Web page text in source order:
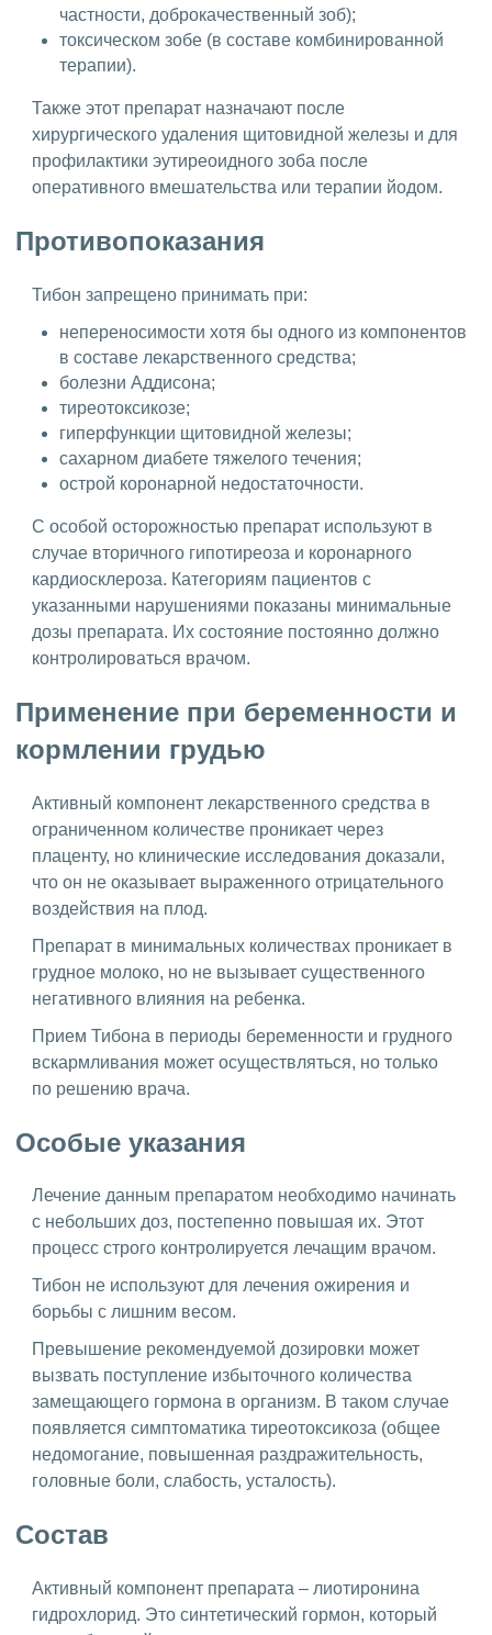
частности, доброкачественный зоб);
токсическом зобе (в составе комбинированной
терапии).
Также этот препарат назначают после
хирургического удаления щитовидной железы и для
профилактики эутиреоидного зоба после
оперативного вмешательства или терапии йодом.
Противопоказания
Тибон запрещено принимать при:
непереносимости хотя бы одного из компонентов
в составе лекарственного средства;
болезни Аддисона;
тиреотоксикозе;
гиперфункции щитовидной железы;
сахарном диабете тяжелого течения;
острой коронарной недостаточности.
С особой осторожностью препарат используют в
случае вторичного гипотиреоза и коронарного
кардиосклероза. Категориям пациентов с
указанными нарушениями показаны минимальные
дозы препарата. Их состояние постоянно должно
контролироваться врачом.
Применение при беременности и
кормлении грудью
Активный компонент лекарственного средства в
ограниченном количестве проникает через
плаценту, но клинические исследования доказали,
что он не оказывает выраженного отрицательного
воздействия на плод.
Препарат в минимальных количествах проникает в
грудное молоко, но не вызывает существенного
негативного влияния на ребенка.
Прием Тибона в периоды беременности и грудного
вскармливания может осуществляться, но только
по решению врача.
Особые указания
Лечение данным препаратом необходимо начинать
с небольших доз, постепенно повышая их. Этот
процесс строго контролируется лечащим врачом.
Тибон не используют для лечения ожирения и
борьбы с лишним весом.
Превышение рекомендуемой дозировки может
вызвать поступление избыточного количества
замещающего гормона в организм. В таком случае
появляется симптоматика тиреотоксикоза (общее
недомогание, повышенная раздражительность,
головные боли, слабость, усталость).
Состав
Активный компонент препарата – лиотиронина
гидрохлорид. Это синтетический гормон, который